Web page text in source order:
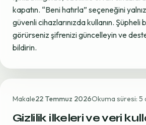
kapatın. “Beni hatırla” seçeneğini
güvenli cihazlarınızda kullanın. Şüpheli
görürseniz şifrenizi güncelleyin ve
bildirin.
Makale22 Temmuz 2026Okuma süresi: 5
Gizlilik ilkeleri ve veri